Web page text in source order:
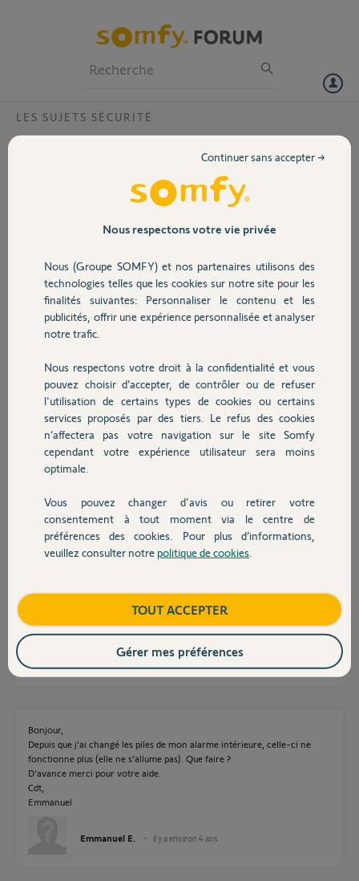
Volet
Sécurité
Domotique
Chauffage
Autres produits
Devis avec un pro
Contact
LES SUJETS SÉCURITÉ
Sirène intérieure Dysfonctionnement après
Après avoir été informé du remplacement nécessaire des piles dans la
sirène intérieur (Home Alarme), il n'est plus possible de l'appairer, je
s'illumine des l'insertion de celles-ci c'est tout ! j'ai tenté un nouvel
appairage idem.
D'avance merci pour votre aide.
Cyril C.
il y a plus de 4 ans
Participer au fil de discussion
Réponses
Bonjour Cyril,
Si après avoir rapproché votre sirène intérieure de votre Link cela
aboutit toujours par un échec, nous allons devoir récupérer votre sirène
il y a plus de 4 ans
Bonjour,
Depuis que j'ai changé les piles de mon alarme intérieure, celle-ci ne
fonctionne plus (elle ne s'allume pas). Que faire ?
D'avance merci pour votre aide.
Cdt,
Emmanuel
Emmanuel E. il y a environ 4 ans
Nous respectons votre vie privée
Nous (Groupe SOMFY) et nos partenaires utilisons des
technologies telles que les cookies sur notre site pour les
finalités suivantes: Personnaliser le contenu et les
publicités, offrir une expérience personnalisée et analyser
notre trafic.
Nous respectons votre droit à la confidentialité et vous
pouvez choisir d’accepter, de contrôler ou de refuser
l'utilisation de certains types de cookies ou certains
services proposés par des tiers. Le refus des cookies
n’affectera pas votre navigation sur le site Somfy
cependant votre expérience utilisateur sera moins
optimale.
Vous pouvez changer d'avis ou retirer votre
consentement à tout moment via le centre de
préférences des cookies. Pour plus d’informations,
veuillez consulter notre politique de cookies
Continuer sans accepter →
TOUT ACCEPTER
Gérer mes préférences